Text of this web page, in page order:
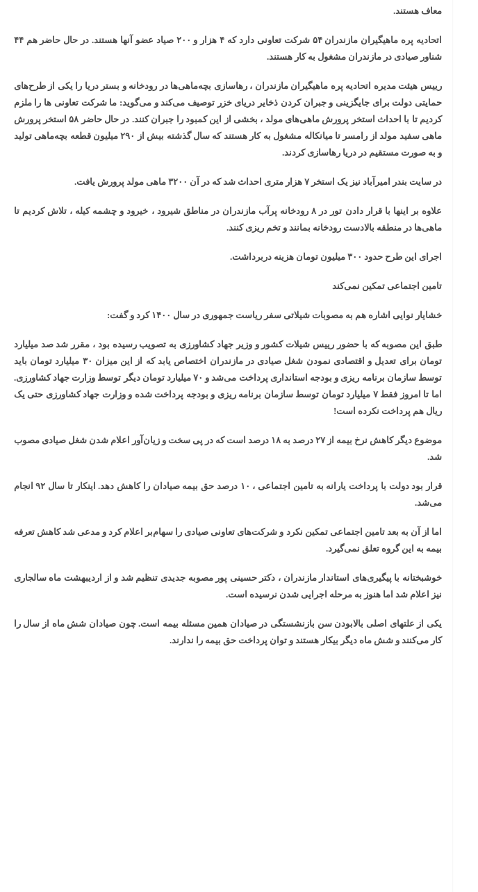
معاف هستند.
اتحادیه پره ماهیگیران مازندران ۵۴ شرکت تعاونی دارد که ۴ هزار و ۲۰۰ صیاد عضو آنها هستند. در حال حاضر هم ۴۴
شناور صیادی در مازندران مشغول به کار هستند.
رییس هیئت مدیره اتحادیه پره ماهیگیران مازندران ، رهاسازی بچه‌ماهی‌ها در رودخانه و بستر دریا را یکی از طرح‌های
حمایتی دولت برای جایگزینی و جبران کردن ذخایر دریای خزر توصیف می‌کند و می‌گوید: ما شرکت تعاونی ها را ملزم
کردیم تا با احداث استخر پرورش ماهی‌های مولد ، بخشی از این کمبود را جبران کنند. در حال حاضر ۵۸ استخر پرورش
ماهی سفید مولد از رامسر تا میانکاله مشغول به کار هستند که سال گذشته بیش از ۲۹۰ میلیون قطعه بچه‌ماهی تولید
و به صورت مستقیم در دریا رهاسازی کردند.
در سایت بندر امیرآباد نیز یک استخر ۷ هزار متری احداث شد که در آن ۳۲۰۰ ماهی مولد پرورش یافت.
علاوه بر اینها با قرار دادن تور در ۸ رودخانه پرآب مازندران در مناطق شیرود ، خیرود و چشمه کیله ، تلاش کردیم تا
ماهی‌ها در منطقه بالادست رودخانه بمانند و تخم ریزی کنند.
اجرای این طرح حدود ۳۰۰ میلیون تومان هزینه دربرداشت.
تامین اجتماعی تمکین نمی‌کند
خشایار نوایی اشاره هم به مصوبات شیلاتی سفر ریاست جمهوری در سال ۱۴۰۰ کرد و گفت:
طبق این مصوبه که با حضور رییس شیلات کشور و وزیر جهاد کشاورزی به تصویب رسیده بود ، مقرر شد صد میلیارد
تومان برای تعدیل و اقتصادی نمودن شغل صیادی در مازندران اختصاص یابد که از این میزان ۳۰ میلیارد تومان باید
توسط سازمان برنامه ریزی و بودجه استانداری پرداخت می‌شد و ۷۰ میلیارد تومان دیگر توسط وزارت جهاد کشاورزی.
اما تا امروز فقط ۷ میلیارد تومان توسط سازمان برنامه ریزی و بودجه پرداخت شده و وزارت جهاد کشاورزی حتی یک
ریال هم پرداخت نکرده است!
موضوع دیگر کاهش نرخ بیمه از ۲۷ درصد به ۱۸ درصد است که در پی سخت و زیان‌آور اعلام شدن شغل صیادی مصوب
شد.
قرار بود دولت با پرداخت یارانه به تامین اجتماعی ، ۱۰ درصد حق بیمه صیادان را کاهش دهد. اینکار تا سال ۹۲ انجام
می‌شد.
اما از آن به بعد تامین اجتماعی تمکین نکرد و شرکت‌های تعاونی‌ صیادی را سهام‌بر اعلام کرد و مدعی شد کاهش تعرفه
بیمه به این گروه تعلق نمی‌گیرد.
خوشبختانه با پیگیری‌های استاندار مازندران ، دکتر حسینی پور مصوبه جدیدی تنظیم شد و از اردیبهشت ماه سالجاری
نیز اعلام شد اما هنوز به مرحله اجرایی شدن نرسیده است.
یکی از علتهای اصلی بالابودن سن بازنشستگی در صیادان همین مسئله بیمه است. چون صیادان شش ماه از سال را
کار می‌کنند و شش ماه دیگر بیکار هستند و توان پرداخت حق بیمه را ندارند.